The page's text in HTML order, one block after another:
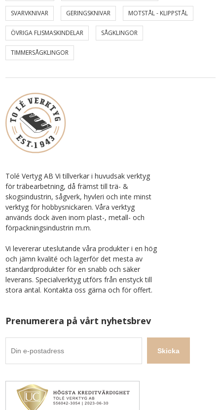
SVARVKNIVAR GERINGSKNIVAR MOTSTÅL - KLIPPSTÅL
ÖVRIGA FLISMASKINDELAR SÅGKLINGOR
TIMMERSÅGKLINGOR
Tolé Vertyg AB Vi tillverkar i huvudsak verktyg
för träbearbetning, då främst till trä- &
skogsindustrin, sågverk, hyvleri och inte minst
verktyg för hobbysnickaren. Våra verktyg
används dock även inom plast-, metall- och
förpackningsindustrin m.m.
Vi levererar uteslutande våra produkter i en hög
och jämn kvalité och lagerför det mesta av
standardprodukter för en snabb och säker
leverans. Specialverktyg utförs från enstyck till
stora antal. Kontakta oss gärna och för offert.
Prenumerera på vårt nyhetsbrev